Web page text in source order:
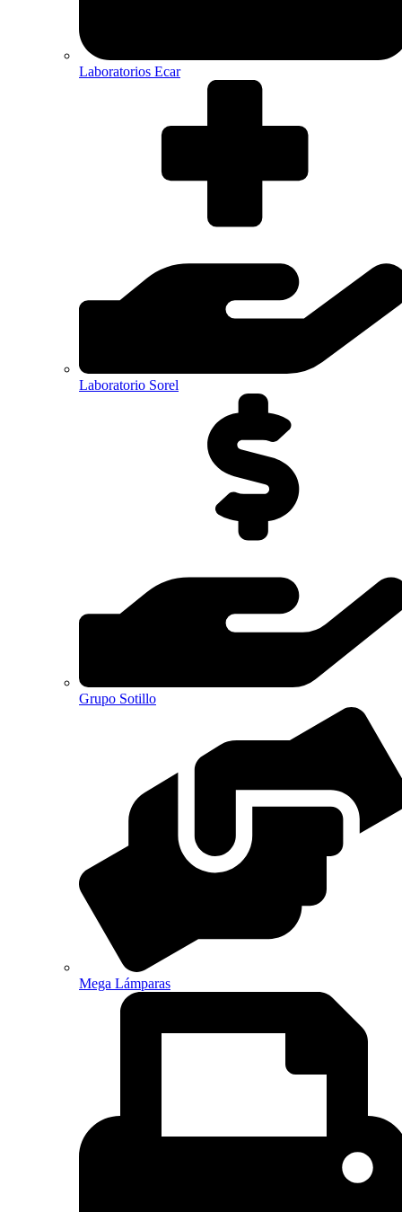
Laboratorios Ecar
Laboratorio Sorel
Grupo Sotillo
Mega Lámparas